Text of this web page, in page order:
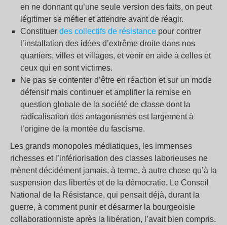
en ne donnant qu’une seule version des faits, on peut
légitimer se méfier et attendre avant de réagir.
Constituer des collectifs de résistance pour contrer
l’installation des idées d’extrême droite dans nos
quartiers, villes et villages, et venir en aide à celles et
ceux qui en sont victimes.
Ne pas se contenter d’être en réaction et sur un mode
défensif mais continuer et amplifier la remise en
question globale de la société de classe dont la
radicalisation des antagonismes est largement à
l’origine de la montée du fascisme.
Les grands monopoles médiatiques, les immenses
richesses et l’infériorisation des classes laborieuses ne
mènent décidément jamais, à terme, à autre chose qu’à la
suspension des libertés et de la démocratie. Le Conseil
National de la Résistance, qui pensait déjà, durant la
guerre, à comment punir et désarmer la bourgeoisie
collaborationniste après la libération, l’avait bien compris.